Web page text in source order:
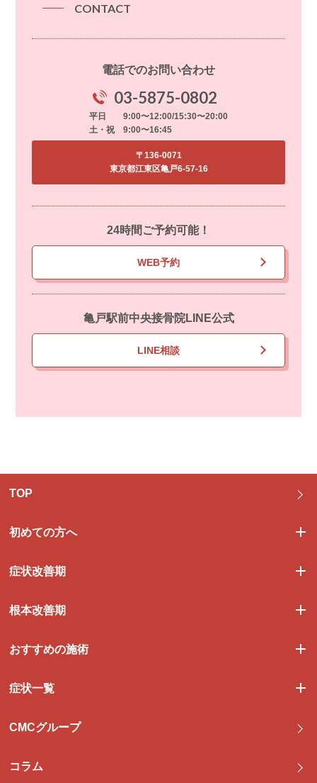
CONTACT
電話でのお問い合わせ
03-5875-0802
平日 9:00〜12:00/15:30〜20:00
土・祝 9:00〜16:45
〒136-0071
東京都江東区亀戸6-57-16
24時間ご予約可能！
WEB予約
亀戸駅前中央接骨院LINE公式
LINE相談
TOP
初めての方へ
症状改善期
根本改善期
おすすめの施術
症状一覧
CMCグループ
コラム